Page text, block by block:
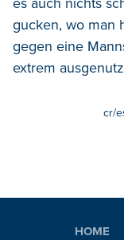
gucken, wo man
gegen eine
extrem
cr/
HOME